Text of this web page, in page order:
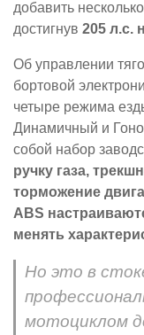
добавить несколько
достигнув 205 л.с.
Об управлении
бортовой
четыре режима
Динамичный и
собой набор
ручку газа,
торможение
ABS
менять
Но это в
мотоциклом